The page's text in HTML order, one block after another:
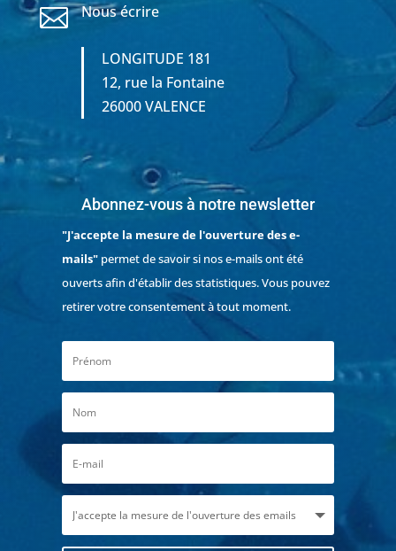
 Nous écrire
LONGITUDE 181
12, rue la Fontaine
26000 VALENCE
Abonnez-vous à notre newsletter
"J'accepte la mesure de l'ouverture des e-
mails"permet de savoir si nos e-mails ont été
ouverts afin d'établir des statistiques. Vous pouvez
retirer votre consentement à tout moment.